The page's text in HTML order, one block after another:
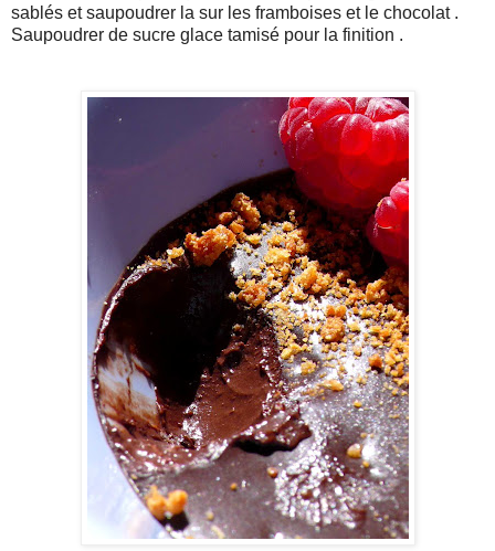
sablés et saupoudrer la sur les framboises et le chocolat .
Saupoudrer de sucre glace tamisé pour la finition .